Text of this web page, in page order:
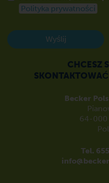
Polityka prywatności
Wyślij
CHCESZ
Becker
64-000
Tel.